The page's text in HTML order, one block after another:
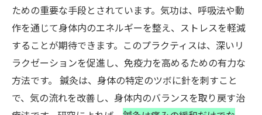
ための重要な手段とされています。気功は、呼吸法や動
作を通じて身体内のエネルギーを整え、ストレスを軽減
することが期待できます。このプラクティスは、深いリ
ラクゼーションを促進し、免疫力を高めるための有力な
方法です。 鍼灸は、身体の特定のツボに針を刺すこと
で、気の流れを改善し、身体内のバランスを取り戻す治